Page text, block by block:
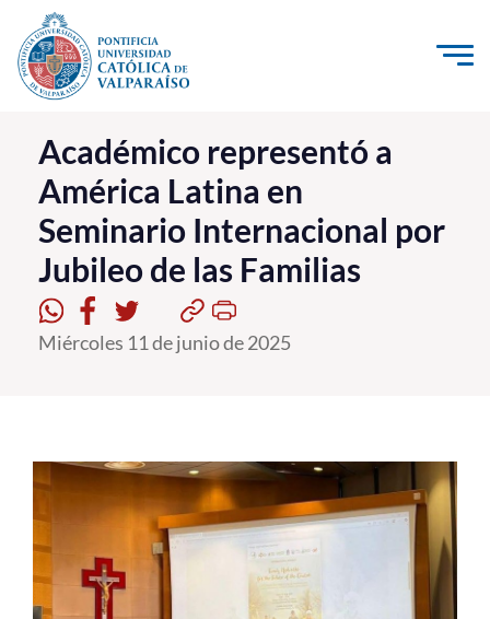
Click acá para ir directamente al contenido
La Universidad
Investigación, Creación e Innovación
PUCV Internacional
Vinculación con el Medio
Admisión
Formación Continua
Estudiantes
Académicos
Académico representó a
América Latina en
Seminario Internacional por
Jubileo de las Familias
Miércoles 11 de junio de 2025